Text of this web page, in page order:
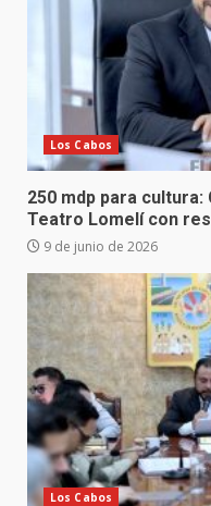
Los Cabos
250 mdp para
Teatro Lomelí con
9 de junio de 2026
Los Cabos